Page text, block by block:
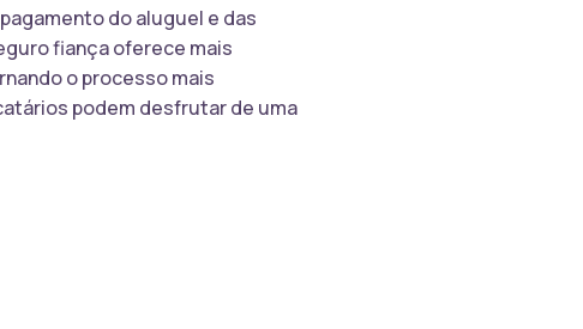
do aluguel e das
fiança oferece mais
o processo mais
podem desfrutar de uma